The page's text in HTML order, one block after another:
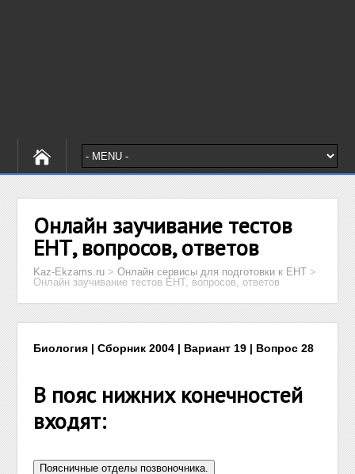
Онлайн заучивание тестов
ЕНТ, вопросов, ответов
Kaz-Ekzams.ru >Онлайн сервисы для подготовки к ЕНТ >
Онлайн заучивание тестов ЕНТ, вопросов, ответов
Биология | Сборник 2004 | Вариант 19 | Вопрос 28
В пояс нижних конечностей
входят: